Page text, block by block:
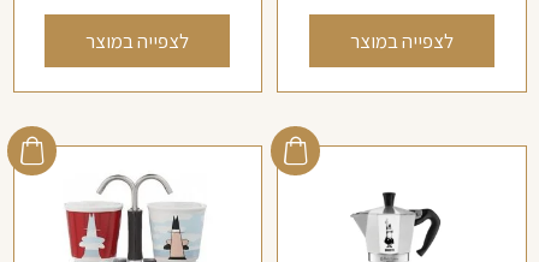
לצפייה במוצר לצפייה במוצר